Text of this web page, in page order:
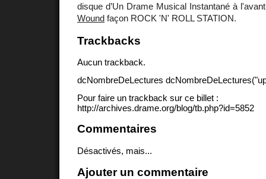
disque d’Un Drame Musical Instantané à
Wound façon ROCK 'N' ROLL STATION.
Trackbacks
Aucun trackback.
dcNombreDeLectures
Pour faire un trackback sur ce billet :
http://archives.drame.org/blog/tb.php?id=5852
Commentaires
Désactivés, mais...
Ajouter un commentaire